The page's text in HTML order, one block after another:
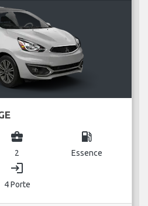
business_center
2
local_gas_station
Essence
login
4 Porte